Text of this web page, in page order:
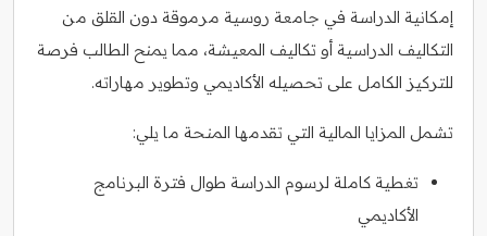
إمكانية الدراسة في جامعة روسية مرموقة دون القلق من
التكاليف الدراسية أو تكاليف المعيشة، مما يمنح الطالب فرصة
للتركيز الكامل على تحصيله الأكاديمي وتطوير مهاراته.
تشمل المزايا المالية التي تقدمها المنحة ما يلي:
تغطية كاملة لرسوم الدراسة طوال فترة البرنامج
الأكاديمي